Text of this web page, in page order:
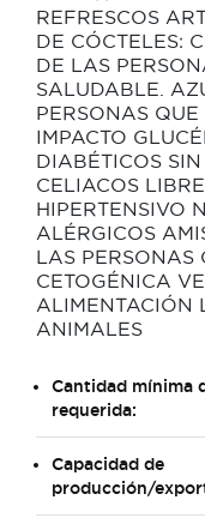
REFRESCOS
DE CÓCTELES:
DE LAS
SALUDABLE.
PERSONAS
IMPACTO
DIABÉTICOS
CELIACOS
HIPERTENSIVO
ALÉRGICOS
LAS PERSONAS
CETOGÉNICA
ALIMENTACIÓN
ANIMALES
Cantidad mínima
requerida:
Capacidad de
producción/